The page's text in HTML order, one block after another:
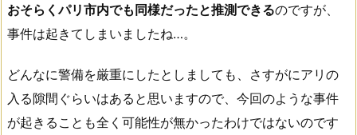
おそらくパリ市内でも同様だったと推測できるのですが、
事件は起きてしまいましたね…。
どんなに警備を厳重にしたとしましても、さすがにアリの
入る隙間ぐらいはあると思いますので、今回のような事件
が起きることも全く可能性が無かったわけではないのです